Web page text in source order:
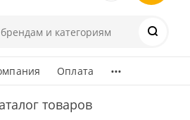
8 (495)
Оплата ...
товаров